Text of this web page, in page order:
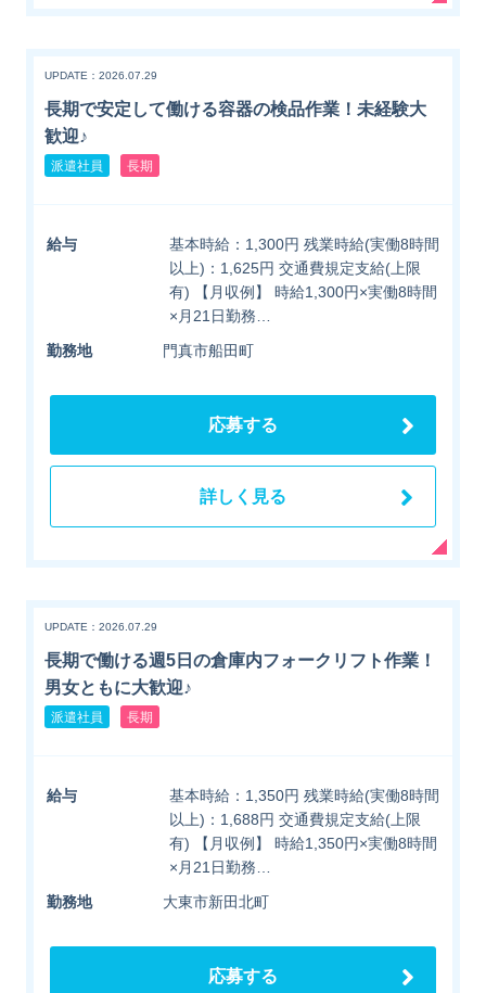
UPDATE：2026.07.29
長期で安定して働ける容器の検品作業！未経験大
歓迎♪
派遣社員 長期
給与
基本時給：1,300円 残業時給(実働8時間
以上)：1,625円 交通費規定支給(上限
有) 【月収例】 時給1,300円×実働8時間
×月21日勤務…
勤務地
門真市船田町
応募する
詳しく見る
UPDATE：2026.07.29
長期で働ける週5日の倉庫内フォークリフト作業！
男女ともに大歓迎♪
派遣社員 長期
給与
基本時給：1,350円 残業時給(実働8時間
以上)：1,688円 交通費規定支給(上限
有) 【月収例】 時給1,350円×実働8時間
×月21日勤務…
勤務地
大東市新田北町
応募する